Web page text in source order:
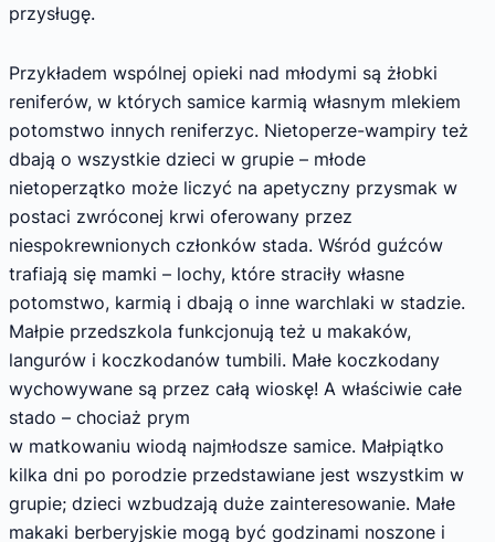
przysługę.
Przykładem wspólnej opieki nad młodymi są żłobki
reniferów, w których samice karmią własnym mlekiem
potomstwo innych reniferzyc. Nietoperze-wampiry też
dbają o wszystkie dzieci w grupie – młode
nietoperzątko może liczyć na apetyczny przysmak w
postaci zwróconej krwi oferowany przez
niespokrewnionych członków stada. Wśród guźców
trafiają się mamki – lochy, które straciły własne
potomstwo, karmią i dbają o inne warchlaki w stadzie.
Małpie przedszkola funkcjonują też u makaków,
langurów i koczkodanów tumbili. Małe koczkodany
wychowywane są przez całą wioskę! A właściwie całe
stado – chociaż prym
w matkowaniu wiodą najmłodsze samice. Małpiątko
kilka dni po porodzie przedstawiane jest wszystkim w
grupie; dzieci wzbudzają duże zainteresowanie. Małe
makaki berberyjskie mogą być godzinami noszone i